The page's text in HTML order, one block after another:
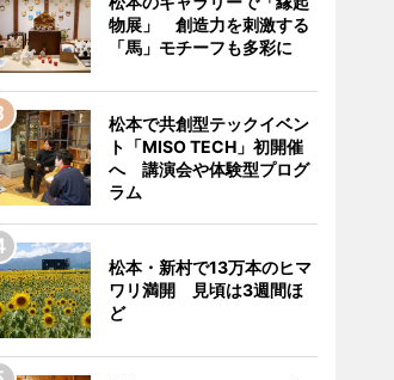
物展」 創造力を刺激する
「馬」モチーフも多彩に
松本で共創型テックイベン
ト「MISO TECH」初開催
へ 講演会や体験型プログ
ラム
松本・新村で13万本のヒマ
ワリ満開 見頃は3週間ほ
ど